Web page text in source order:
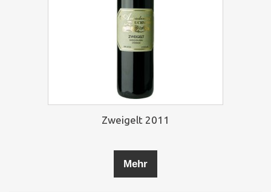
Zweigelt 2011
Mehr